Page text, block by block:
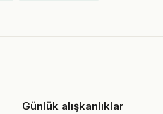
Günlük alışkanlıklar